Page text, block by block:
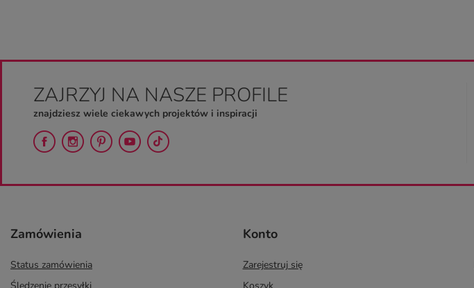
ZAJRZYJ NA NASZE PROFILE
znajdziesz wiele ciekawych projektów i inspiracji
Zamówienia
Status zamówienia
Konto
Zarejestruj się